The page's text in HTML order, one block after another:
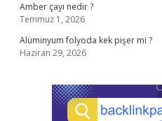
Amber çayı nedir ?
Temmuz 1, 2026
Alüminyum folyoda kek pişer mi ?
Haziran 29, 2026